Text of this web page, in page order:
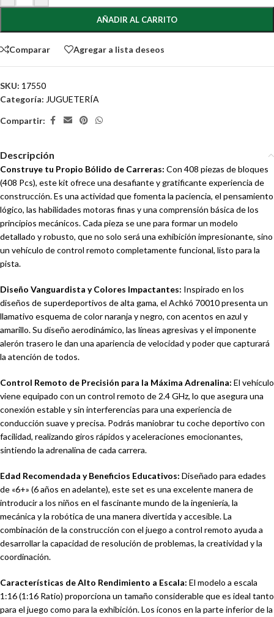
AÑADIR AL CARRITO
Comparar Agregar a lista deseos
SKU: 17550
Categoría: JUGUETERÍA
Compartir:
Descripción
Construye tu Propio Bólido de Carreras: Con 408 piezas de bloques
(408 Pcs), este kit ofrece una desafiante y gratificante experiencia de
construcción. Es una actividad que fomenta la paciencia, el pensamiento
lógico, las habilidades motoras finas y una comprensión básica de los
principios mecánicos. Cada pieza se une para formar un modelo
detallado y robusto, que no solo será una exhibición impresionante, sino
un vehículo de control remoto completamente funcional, listo para la
pista.
Diseño Vanguardista y Colores Impactantes: Inspirado en los
diseños de superdeportivos de alta gama, el Achkó 70010 presenta un
llamativo esquema de color naranja y negro, con acentos en azul y
amarillo. Su diseño aerodinámico, las líneas agresivas y el imponente
alerón trasero le dan una apariencia de velocidad y poder que capturará
la atención de todos.
Control Remoto de Precisión para la Máxima Adrenalina: El vehículo
viene equipado con un control remoto de 2.4 GHz, lo que asegura una
conexión estable y sin interferencias para una experiencia de
conducción suave y precisa. Podrás maniobrar tu coche deportivo con
facilidad, realizando giros rápidos y aceleraciones emocionantes,
sintiendo la adrenalina de cada carrera.
Edad Recomendada y Beneficios Educativos: Diseñado para edades
de «6+» (6 años en adelante), este set es una excelente manera de
introducir a los niños en el fascinante mundo de la ingeniería, la
mecánica y la robótica de una manera divertida y accesible. La
combinación de la construcción con el juego a control remoto ayuda a
desarrollar la capacidad de resolución de problemas, la creatividad y la
coordinación.
Características de Alto Rendimiento a Escala: El modelo a escala
1:16 (1:16 Ratio) proporciona un tamaño considerable que es ideal tanto
para el juego como para la exhibición. Los íconos en la parte inferior de la